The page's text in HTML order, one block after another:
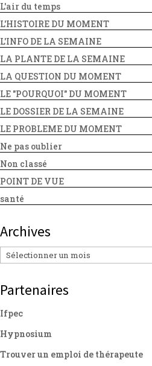
L'air du temps
L'HISTOIRE DU MOMENT
L'INFO DE LA SEMAINE
LA PLANTE DE LA SEMAINE
LA QUESTION DU MOMENT
LE "POURQUOI" DU MOMENT
LE DOSSIER DE LA SEMAINE
LE PROBLEME DU MOMENT
Ne pas oublier
Non classé
POINT DE VUE
santé
Archives
Archives
Partenaires
Ifpec
Hypnosium
Trouver un emploi de thérapeute